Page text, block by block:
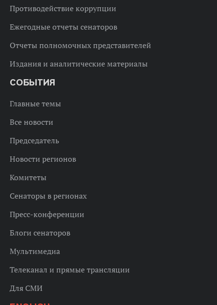
Противодействие коррупции
Ежегодные отчеты сенаторов
Отчеты полномочных представителей
Издания и аналитические материалы
СОБЫТИЯ
Главные темы
Все новости
Председатель
Новости регионов
Комитеты
Сенаторы в регионах
Пресс-конференции
Блоги сенаторов
Мультимедиа
Телеканал и прямые трансляции
Для СМИ